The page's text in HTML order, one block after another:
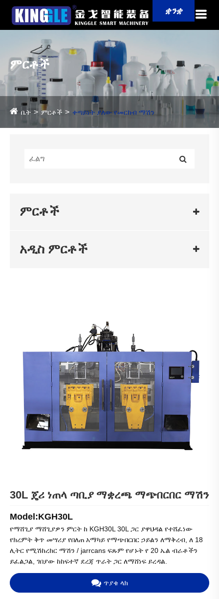
ቋንቋ
ምርቶች
ቤት ምርቶች ቀጣይነት ያለው የመርከብ ማሽን
ምርቶች
አዲስ ምርቶች
30L ጄሪ ነጠላ ጣቢያ ማቋረጫ ማጭበርበር ማሽን
Model:KGH30L
የማሸጊያ ማሸጊያዎን ምርት ከ KGH30L 30L ጋር ያዋህዳል የተሸፈነው
የክረምት ቅጥ መሣሪያ የበለጠ አማካይ የማጭበርበር ኃይልን ለማቅረብ, ለ 18
ሊትር የሚሽከረከር ማሽን / jarrcans ፍጹም የሆኑት የ 20 ኤል ብራቶችን
ይፈልጋል, ገበያው ከከፍተኛ ደረጃ ጥራት ጋር ለማሸነፍ ይረዳል.
ጥያቄ ላክ